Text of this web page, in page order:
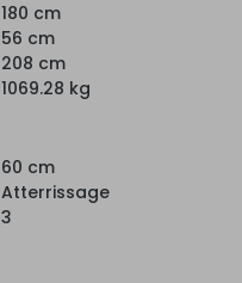
180 cm
56 cm
208 cm
1069.28 kg
60 cm
Atterrissage
3